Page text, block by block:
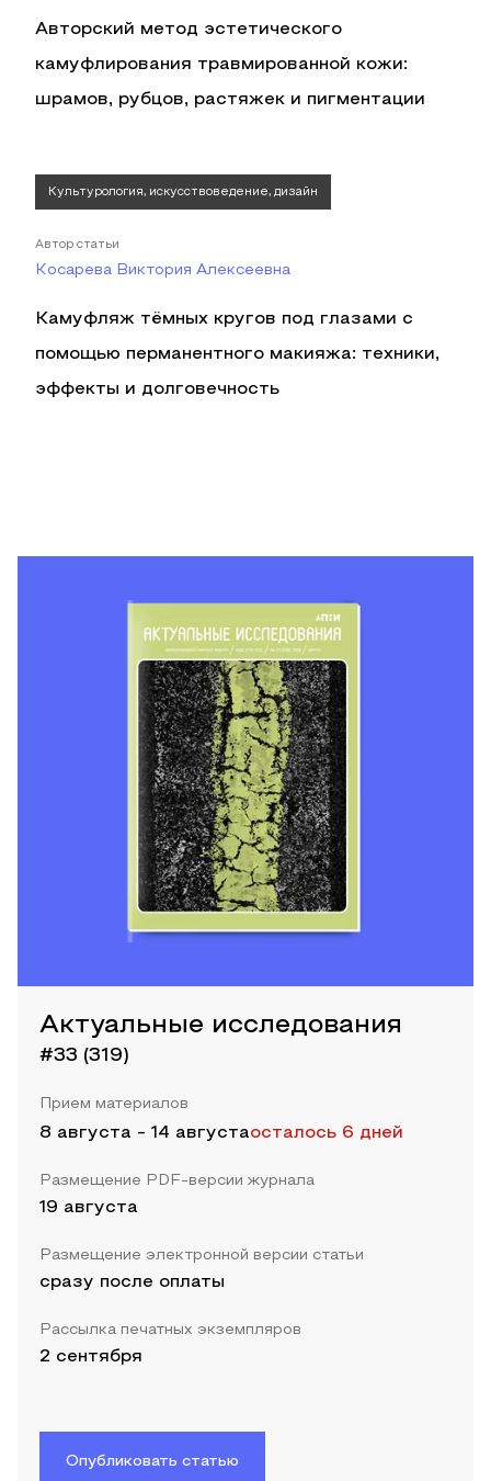
Авторский метод эстетического
камуфлирования травмированной кожи:
шрамов, рубцов, растяжек и пигментации
Культурология, искусствоведение, дизайн
Автор статьи
Косарева Виктория Алексеевна
Камуфляж тёмных кругов под глазами с
помощью перманентного макияжа: техники,
эффекты и долговечность
Актуальные исследования
#33 (319)
Прием материалов
8 августа - 14 августаосталось 6 дней
Размещение PDF-версии журнала
19 августа
Размещение электронной версии статьи
сразу после оплаты
Рассылка печатных экземпляров
2 сентября
Опубликовать статью